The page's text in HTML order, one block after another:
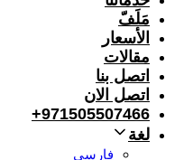
مَلَفّ
الأسعار
مقالات
اتصل بنا
اتصل الان
971505507466+
لغة
فارسی